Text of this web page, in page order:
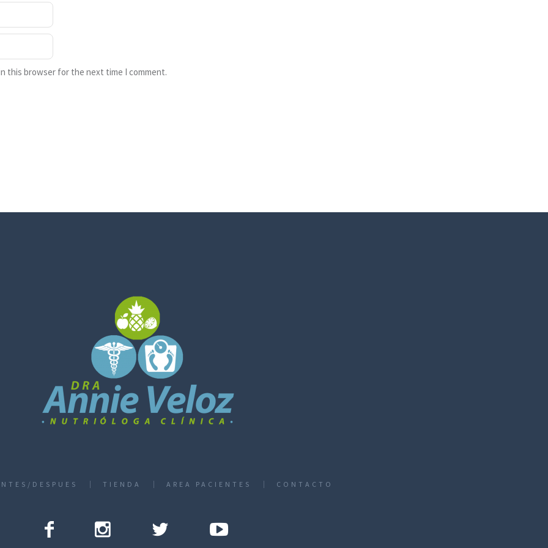
this browser for the next time I comment.
DESPUES TIENDA AREA PACIENTES CONTACTO